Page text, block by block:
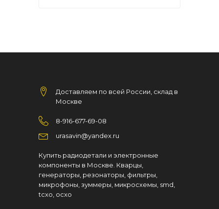
Доставляем по всей России, склад в
Москве
8-916-677-69-08
urasavin@yandex.ru
Купить радиодетали и электронные
компоненты в Москве. Кварцы,
генераторы, резонаторы, фильтры,
микрофоны, зуммеры, микросхемы, smd,
tcxo, ocxo